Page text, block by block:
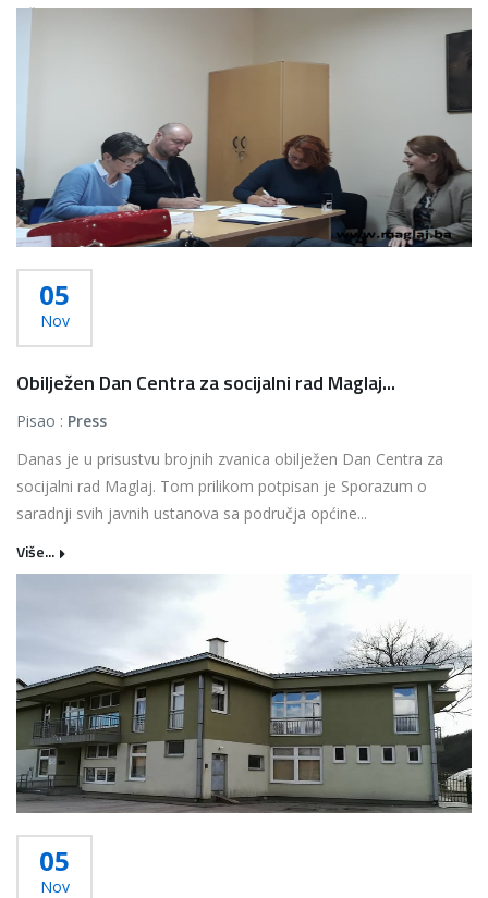
Više...
05
Nov
Obilježen Dan Centra za socijalni rad Maglaj...
Pisao : Press
Danas je u prisustvu brojnih zvanica obilježen Dan Centra za
socijalni rad Maglaj. Tom prilikom potpisan je Sporazum o
saradnji svih javnih ustanova sa područja općine...
Više...
05
Nov